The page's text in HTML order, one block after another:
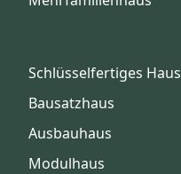
Schlüsselfertiges Haus
Bausatzhaus
Ausbauhaus
Modulhaus